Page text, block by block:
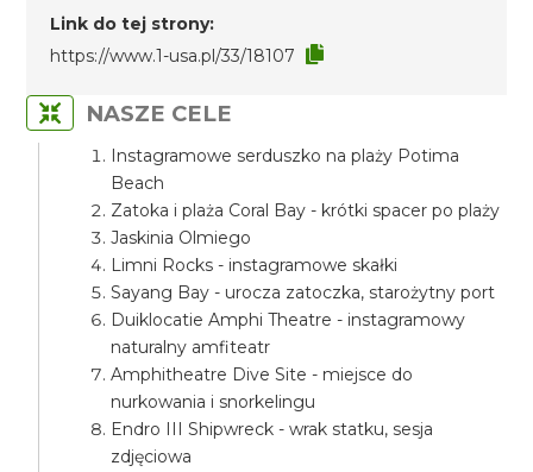
Link do tej strony:
https://www.1-usa.pl/33/18107
NASZE CELE
Instagramowe serduszko na plaży Potima
Beach
Zatoka i plaża Coral Bay - krótki spacer po plaży
Jaskinia Olmiego
Limni Rocks - instagramowe skałki
Sayang Bay - urocza zatoczka, starożytny port
Duiklocatie Amphi Theatre - instagramowy
naturalny amfiteatr
Amphitheatre Dive Site - miejsce do
nurkowania i snorkelingu
Endro III Shipwreck - wrak statku, sesja
zdjęciowa